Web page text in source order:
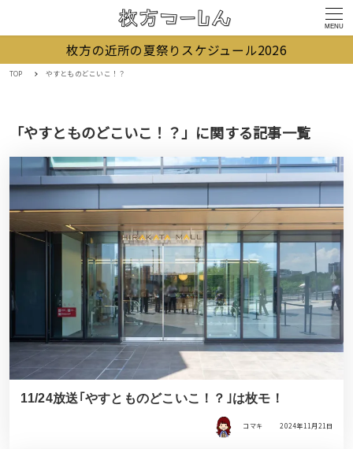
MENU
枚方の近所の夏祭りスケジュール2026
TOP やすとものどこいこ！？
「やすとものどこいこ！？」に関する記事一覧
11/24放送｢やすとものどこいこ！？｣は枚モ！
コマキ 2024年11月21日